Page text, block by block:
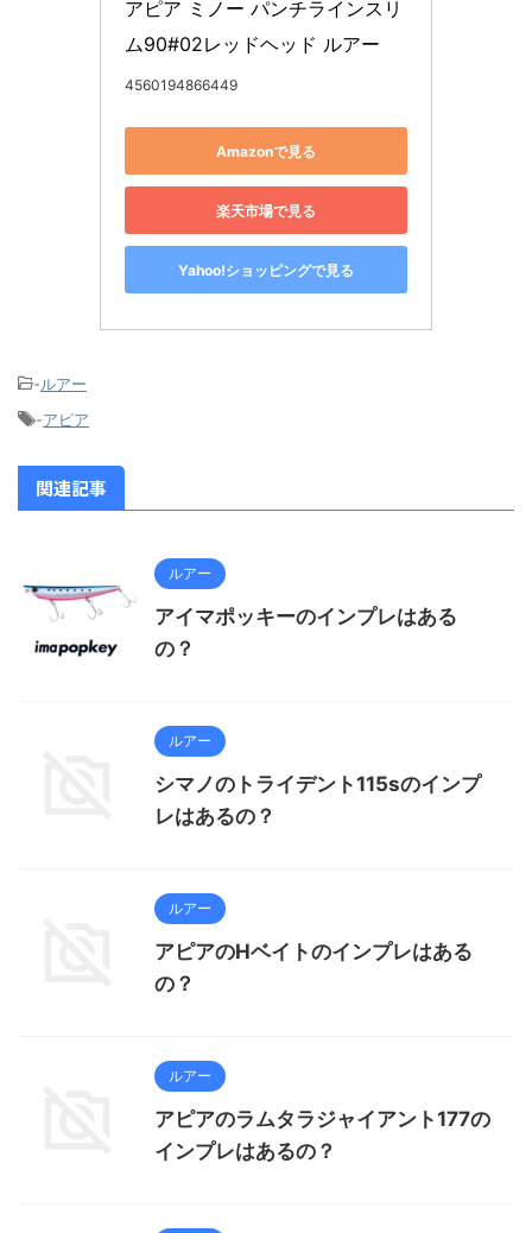
アピア ミノー パンチラインスリ
ム90#02レッドヘッド ルアー
4560194866449
Amazonで見る
楽天市場で見る
Yahoo!ショッピングで見る
-ルアー
-アピア
関連記事
ルアー
アイマポッキーのインプレはある
の？
ルアー
シマノのトライデント115sのインプ
レはあるの？
ルアー
アピアのHベイトのインプレはある
の？
ルアー
アピアのラムタラジャイアント177の
インプレはあるの？